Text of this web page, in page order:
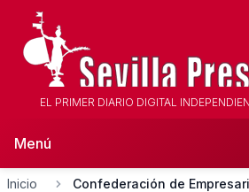
EL PRIMER DIARIO DIGITAL
Menú
Inicio